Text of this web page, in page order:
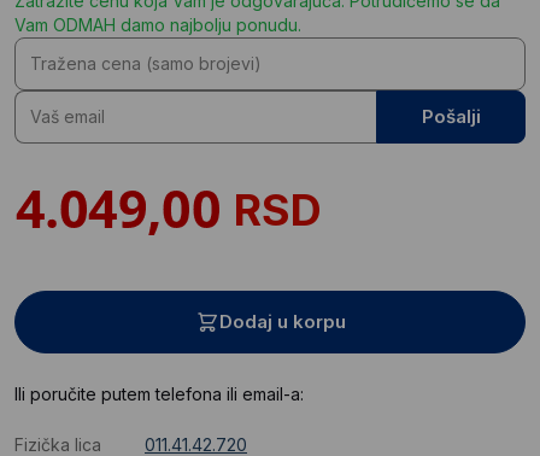
Vam ODMAH damo najbolju ponudu.
Pošalji
RSD
Dodaj u korpu
Ili poručite putem telefona ili email-a:
Fizička lica
011.41.42.720